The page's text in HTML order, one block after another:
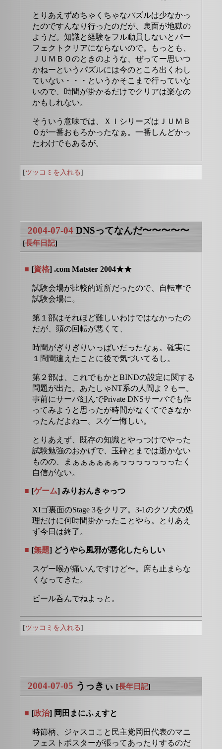
とりあえずめちゃくちゃなパズルは少なかっ
たのですんなり行ったのだが、裏面が地獄の
ようだ。知識と経験をフル動員しないとパー
フェクトクリアにならないので。もっとも、
ＪＵＭＢＯのときのような、ぜってー思いつ
かねーというパズルには今のところ出くわし
ていない・・・というかそこまで行っていな
いので、時間が掛かるだけでクリアは楽なの
かもしれない。
そういう意味では、ＸＩシリーズはＪＵＭＢ
Ｏが一番おもろかったなぁ。一番しんどかっ
たわけでもあるが。
[ツッコミを入れる]
2004-07-04 DNSってなんだ〜〜〜〜〜
[長年日記]
■ [資格] .com Matster 2004★★
試験会場が比較的近所だったので、自転車で
試験会場に。
第１部はそれほど難しいわけではなかったの
だが、頭の回転が悪くて、
時間がぎりぎりいっぱいだったなぁ。確実に
１問間違えたことに後で気づいてるし。
第２部は、これでもかとBINDの設定に関する
問題が出た。あたしゃNT系の人間よ？もー。
事前にサーバ組んでPrivate DNSサーバでも作
ってみようと思ったが時間がなくてできなか
ったんだよねー。スゲー悔しい。
とりあえず、既存の知識とやっつけでやった
試験勉強のおかげで、玉砕とまでは逝かない
ものの、まぁぁぁぁぁぁっっっっっっったく
自信がない。
■ [ゲーム] みりおんきゃっつ
XIゴ裏面のStage 3をクリア。3-1のクソ犬の処
理だけに何時間掛かったことやら。とりあえ
ず今日は終了。
■ [無題] どうやら風邪が悪化したらしい
スゲー喉が痛いんですけど〜。席も止まらな
くなってきた。
ビール呑んでねよっと。
[ツッコミを入れる]
2004-07-05 うっきぃ [長年日記]
■ [政治] 岡田まにふぇすと
時節柄、ジャスコこと民主党岡田代表のマニ
フェストポスターが張ってあったりするのだ